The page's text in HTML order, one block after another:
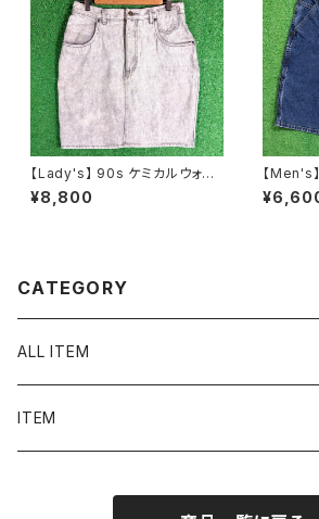
【Lady's】 90s ケミカルウォッ
シュ デニム ミニ スカート / 90
年代 古着 レディース N1586
¥8,800
【
er デニ
ンツ / 90
CATEGORY
ALL ITEM
ITEM